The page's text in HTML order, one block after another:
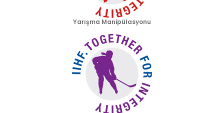
Yarışma Manipülasyonu